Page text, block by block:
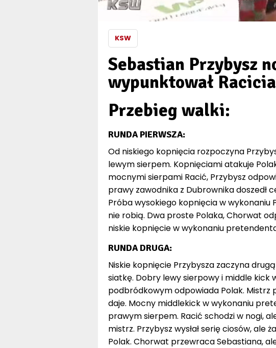
KSW
Sebastian Przybysz
wypunktował
Przebieg walki:
RUNDA PIERWSZA:
Od niskiego kopnięcia rozpoczyna
lewym sierpem. Kopnięciami atakuje
mocnymi sierpami Racić, Przybysz
prawy zawodnika z Dubrownika doszedł
Próba wysokiego kopnięcia w wykonaniu
nie robią. Dwa proste Polaka, Chorwat
niskie kopnięcie w wykonaniu
RUNDA DRUGA:
Niskie kopnięcie Przybysza zaczyna
siatkę. Dobry lewy sierpowy i middle kick
podbródkowym odpowiada Polak. Mistrz
daje. Mocny middlekick w wykonaniu
prawym sierpem. Racić schodzi w nogi,
mistrz. Przybysz wysłał serię ciosów, ale
Polak. Chorwat przewraca Sebastiana,